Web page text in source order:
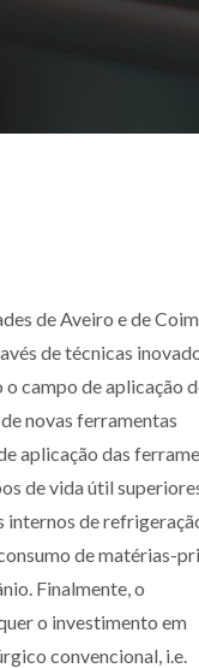
de Aveiro e de
de técnicas
campo de aplicação
novas ferramentas
aplicação das
de vida útil
internos de
de matérias-
Finalmente, o
o investimento em
convencional, i.e.